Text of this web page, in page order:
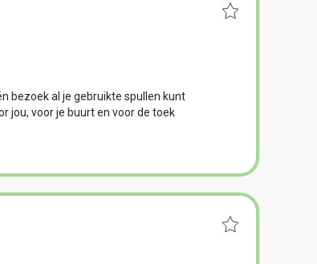
bezoek al je gebruikte spullen kunt
jou, voor je buurt en voor de toek